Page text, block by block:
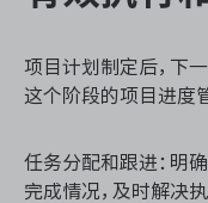
项目计划制定后，下
这个阶段的项目进度
任务分配和跟进：明
完成情况，及时解决